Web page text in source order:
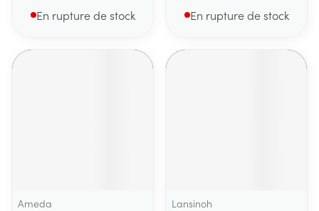
En rupture de stock En rupture de stock
Ameda
Lansinoh